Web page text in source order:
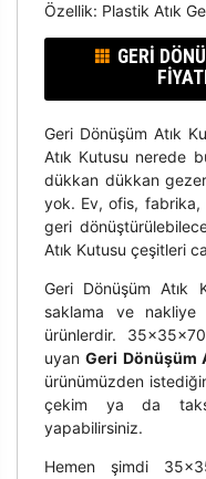
Özellik: Plastik Atık
GERI
Geri Dönüşüm Atık
Atık Kutusu nerede
dükkan dükkan
yok. Ev, ofis, fabrika,
geri
Atık Kutusu çeşitleri
Geri Dönüşüm Atık
saklama ve nakliye
ürünlerdir.
uyanGeri Dönüşüm
ürünümüzden
çekim ya da
yapabilirsiniz.
Hemen şimdi